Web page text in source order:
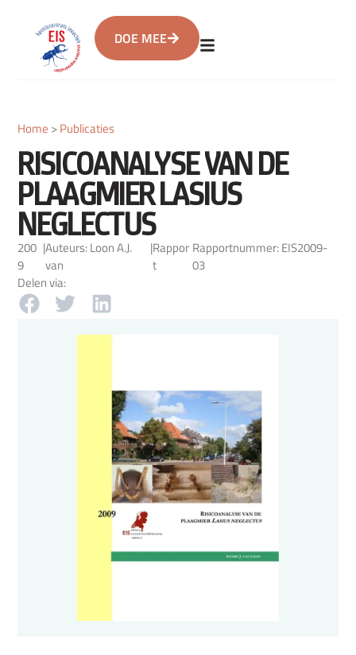
DOE MEE
Home >Publicaties
RISICOANALYSE VAN DE
PLAAGMIER LASIUS
NEGLECTUS
200
9
|Auteurs: Loon A.J.
van
|Rappor
t
Rapportnummer: EIS2009-
03
Delen via: